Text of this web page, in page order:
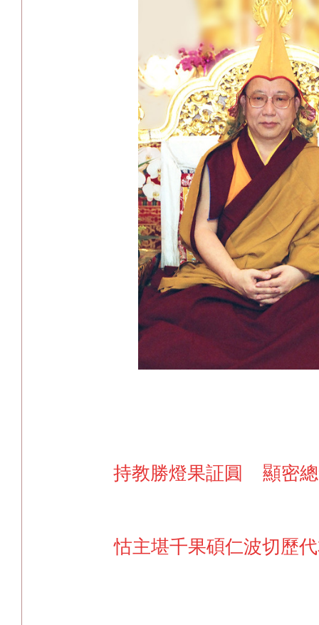
持教勝燈果証圓 顯密
怙主堪千果碩仁波切歷